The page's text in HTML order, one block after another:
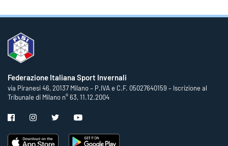
Federazione Italiana Sport Invernali
via Piranesi 46, 20137 Milano – P.IVA e C.F. 05027640159 – Iscrizione al
Tribunale di Milano n° 63, 11.12.2004